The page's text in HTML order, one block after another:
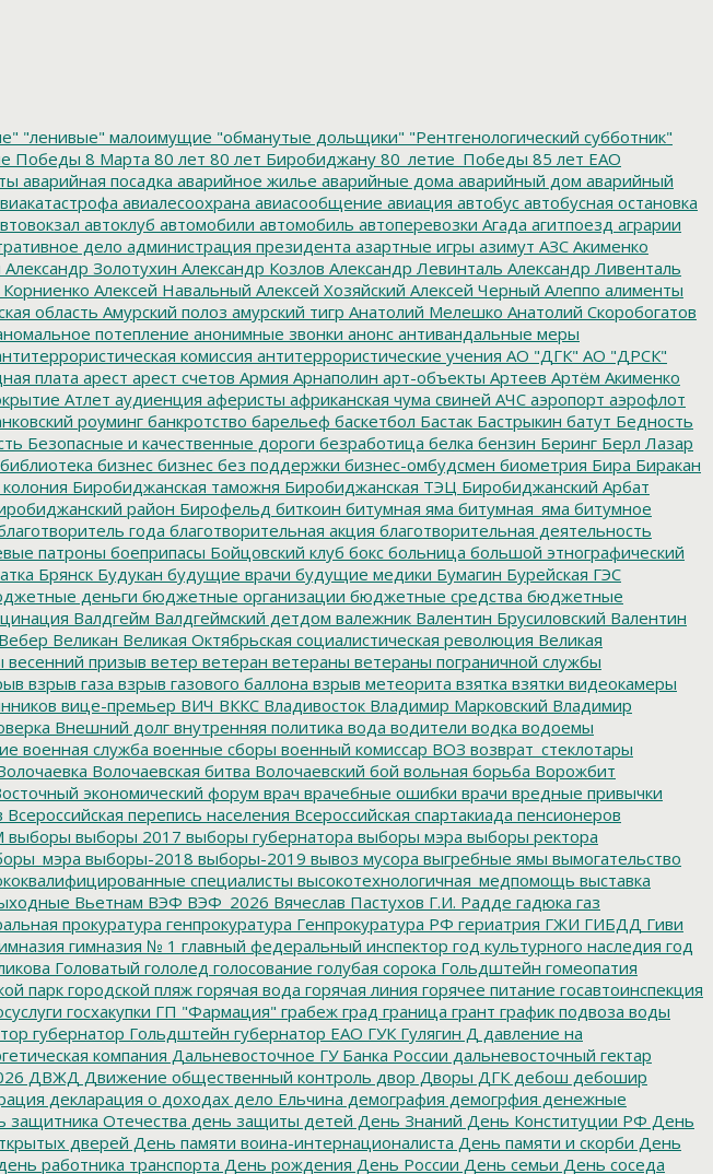
"ленивые" малоимущие "обманутые дольщики" "Рентгенологический субботник"
Победы 8 Марта 80 лет 80 лет Биробиджану 80_летие_Победы 85 лет ЕАО
аварийная посадка аварийное жилье аварийные дома аварийный дом аварийный
авиалесоохрана авиасообщение авиация автобус автобусная остановка
автоклуб автомобили автомобиль автоперевозки Агада агитпоезд аграрии
дело администрация президента азартные игры азимут АЗС Акименко
Александр Золотухин Александр Козлов Александр Левинталь Александр Ливенталь
Корниенко Алексей Навальный Алексей Хозяйский Алексей Черный Алеппо алименты
область Амурский полоз амурский тигр Анатолий Мелешко Анатолий Скоробогатов
потепление анонимные звонки анонс антивандальные меры
комиссия антитеррористические учения АО "ДГК" АО "ДРСК"
плата арест арест счетов Армия Арнаполин арт-объекты Артеев Артём Акименко
Атлет аудиенция аферисты африканская чума свиней АЧС аэропорт аэрофлот
роумингбанкротство барельеф баскетбол Бастак Бастрыкин батут Бедность
Безопасные и качественные дороги безработица белка бензин Беринг Берл Лазар
библиотека бизнес бизнес без поддержки бизнес-омбудсмен биометрия Бира Биракан
Биробиджанская таможня Биробиджанская ТЭЦ Биробиджанский Арбат
район Бирофельд биткоин битумная яма битумная_яма битумное
года благотворительная акция благотворительная деятельность
патроны боеприпасы Бойцовский клуб бокс больница большой этнографический
Брянск Будукан будущие врачи будущие медики Бумагин Бурейская ГЭС
деньги бюджетные организации бюджетные средства бюджетные
Валдгейм Валдгеймский детдом валежник Валентин Брусиловский Валентин
Вебер Великан Великая Октябрьская социалистическая революция Великая
весенний призыв ветер ветеран ветераны ветераны пограничной службы
взрыв газа взрыв газового баллона взрыв метеорита взятка взятки видеокамеры
вице-премьер ВИЧ ВККС Владивосток Владимир Марковский Владимир
Внешний долг внутренняя политика вода водители водка водоемы
военная служба военные сборы военный комиссар ВОЗ возврат_стеклотары
Волочаевская битва Волочаевский бой вольная борьба Ворожбит
экономический форум врач врачебные ошибки врачи вредные привычки
Всероссийская перепись населения Всероссийская спартакиада пенсионеров
выборы выборы 2017 выборы губернатора выборы мэра выборы ректора
выборы-2018 выборы-2019 вывоз мусора выгребные ямы вымогательство
специалисты высокотехнологичная_медпомощь выставка
Вьетнам ВЭФ ВЭФ_2026 Вячеслав Пастухов Г.И. Радде гадюка газ
прокуратура генпрокуратура Генпрокуратура РФ гериатрия ГЖИ ГИБДД Гиви
гимназия № 1 главный федеральный инспектор год культурного наследия год
Головатый гололед голосование голубая сорока Гольдштейн гомеопатия
парк городской пляж горячая вода горячая линия горячее питание госавтоинспекция
госхакупки ГП "Фармация" грабеж град граница грант график подвоза воды
губернатор Гольдштейн губернатор ЕАО ГУК Гулягин Д давление на
компания Дальневосточное ГУ Банка России дальневосточный гектар
ДВЖД Движение общественный контроль двор Дворы ДГК дебош дебошир
декларация о доходах дело Ельчина демография демогрфия денежные
защитника Отечества день защиты детей День Знаний День Конституции РФ День
дверей День памяти воина-интернационалиста День памяти и скорби День
работника транспорта День рождения День России День семьи День соседа